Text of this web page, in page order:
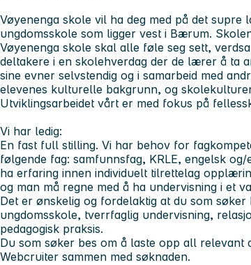
Vøyenenga skole vil ha deg med på det supre
ungdomsskole som ligger vest i Bærum.
Vøyenenga skole skal alle føle seg sett,
deltakere i en skolehverdag der de lærer å ta
sine evner selvstendig og i samarbeid med
elevenes kulturelle bakgrunn, og
Utviklingsarbeidet vårt er med fokus på
Vi har ledig:
En fast full stilling. Vi har behov for
følgende fag: samfunnsfag, KRLE, engelsk
ha erfaring innen individuelt tilrettelag
og man må regne med å ha undervisning i et
Det er ønskelig og fordelaktig at du som
ungdomsskole, tverrfaglig undervisning,
pedagogisk praksis.
Du som søker bes om å laste opp all relevant
Webcruiter sammen med søknaden.